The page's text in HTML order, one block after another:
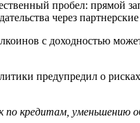
пробел: прямой
через
с доходностью
предупредил о
кредитам, уменьшению